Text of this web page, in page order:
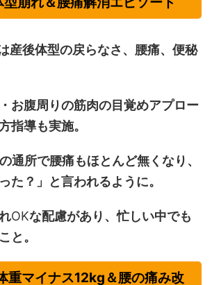
産後体型の戻らなさ、腰痛、便秘
お腹周りの筋肉の目覚めアプロー
指導も実施。
通所で腰痛もほとんど無くなり、
た？」と言われるように。
OKな配慮があり、忙しい中でも
と。
マイナス12kg＆腰の痛み改